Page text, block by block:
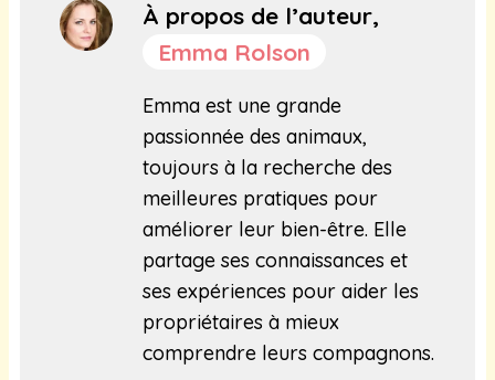
À propos de l’auteur,
Emma Rolson
Emma est une grande
passionnée des animaux,
toujours à la recherche des
meilleures pratiques pour
améliorer leur bien-être. Elle
partage ses connaissances et
ses expériences pour aider les
propriétaires à mieux
comprendre leurs compagnons.